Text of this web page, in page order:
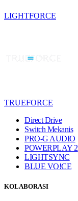
LIGHTFORCE
TRUEFORCE
Direct Drive
Switch Mekanis
PRO-G AUDIO
POWERPLAY 2
LIGHTSYNC
BLUE VO!CE
KOLABORASI